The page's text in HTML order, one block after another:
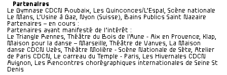
Partenaires
Le Gymnase CDCN Roubaix, Les Quinconces/L’Espal, Scène nationale
Le Mans, L’Usine à Gaz, Nyon (Suisse), Bains Publics Saint Nazaire
Partenaires – en cours :
Partenaires ayant manifesté de l’intérêt :
Le Triangle Rennes, Théâtre du Bois de l'Aune - Aix en Provence, Klap,
Maison pour la danse – Marseille, Théâtre de Vanves, La Maison
danse CDCN Uzès, Théâtre Molière - Scène Nationale de Sète, Atelier
de Paris CDCN, Le carreau du Temple - Paris, Les Hivernales CDCN
Avignon, Les Rencontres chorégraphiques internationales de Seine St
Denis